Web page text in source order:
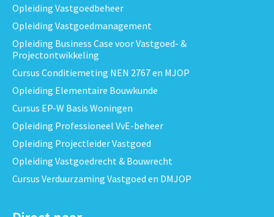
Opleiding Vastgoedbeheer
Opleiding Vastgoedmanagement
Opleiding Business Case voor Vastgoed- &
Projectontwikkeling
Cursus Conditiemeting NEN 2767 en MJOP
Opleiding Elementaire Bouwkunde
Cursus EP-W Basis Woningen
Opleiding Professioneel VvE-beheer
Opleiding Projectleider Vastgoed
Opleiding Vastgoedrecht & Bouwrecht
Cursus Verduurzaming Vastgoed en DMJOP